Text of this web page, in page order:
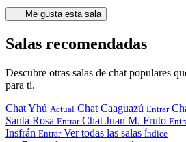
Me gusta esta sala
Salas recomendadas
Descubre otras salas de chat populares
para ti.
Chat Yhú Actual Chat Caaguazú Entrar
Santa Rosa Entrar Chat Juan M. Fruto
Insfrán Entrar Ver todas las salas Índice